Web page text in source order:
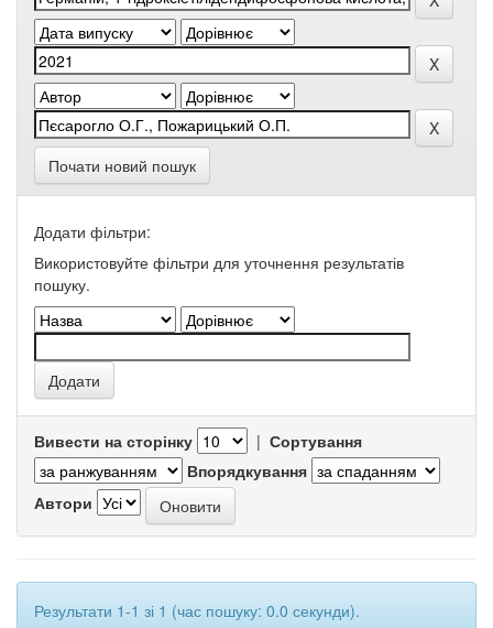
Почати новий пошук
Додати фільтри:
Використовуйте фільтри для уточнення результатів
пошуку.
Вивести на сторінку | Сортування
Впорядкування
Автори
Результати 1-1 зі 1 (час пошуку: 0.0 секунди).